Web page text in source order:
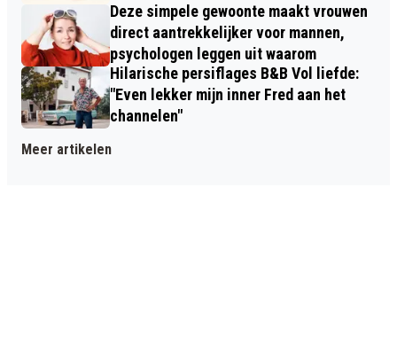
Deze simpele gewoonte maakt vrouwen
direct aantrekkelijker voor mannen,
psychologen leggen uit waarom
Hilarische persiflages B&B Vol liefde:
"Even lekker mijn inner Fred aan het
channelen"
Meer artikelen